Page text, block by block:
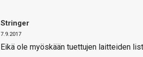
Stringer
7.9.2017
Eikä ole myöskään tuettujen laitteiden